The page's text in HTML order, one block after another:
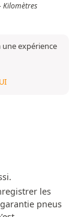
Kilomètres
expérience
les
pneus